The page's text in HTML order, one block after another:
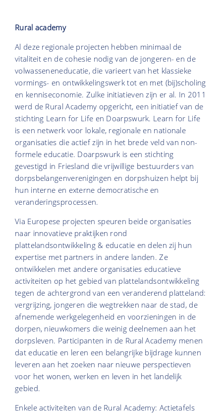
Rural academy
Al deze regionale projecten hebben minimaal de
vitaliteit en de cohesie nodig van de jongeren- en de
volwasseneneducatie, die varieert van het klassieke
vormings- en ontwikkelingswerk tot en met (bij)scholing
en kenniseconomie. Zulke initiatieven zijn er al. In 2011
werd de Rural Academy opgericht, een initiatief van de
stichting Learn for Life en Doarpswurk. Learn for Life
is een netwerk voor lokale, regionale en nationale
organisaties die actief zijn in het brede veld van non-
formele educatie. Doarpswurk is een stichting
gevestigd in Friesland die vrijwillige bestuurders van
dorpsbelangenverenigingen en dorpshuizen helpt bij
hun interne en externe democratische en
veranderingsprocessen.
Via Europese projecten speuren beide organisaties
naar innovatieve praktijken rond
plattelandsontwikkeling & educatie en delen zij hun
expertise met partners in andere landen. Ze
ontwikkelen met andere organisaties educatieve
activiteiten op het gebied van plattelandsontwikkeling
tegen de achtergrond van een veranderend platteland:
vergrijzing, jongeren die wegtrekken naar de stad, de
afnemende werkgelegenheid en voorzieningen in de
dorpen, nieuwkomers die weinig deelnemen aan het
dorpsleven. Participanten in de Rural Academy menen
dat educatie en leren een belangrijke bijdrage kunnen
leveren aan het zoeken naar nieuwe perspectieven
voor het wonen, werken en leven in het landelijk
gebied.
Enkele activiteiten van de Rural Academy: Actietafels